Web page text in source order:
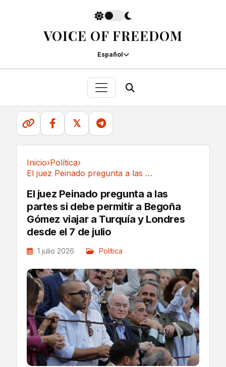
VOICE OF FREEDOM
Español
𝕏
Inicio›Política›
El juez Peinado pregunta a las partes si debe...
El juez Peinado pregunta a las
partes si debe permitir a Begoña
Gómez viajar a Turquía y Londres
desde el 7 de julio
1 julio 2026 Política